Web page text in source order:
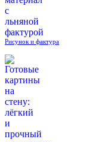
Рисунок и фактура